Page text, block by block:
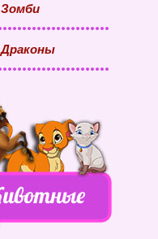
Зомби
Драконы